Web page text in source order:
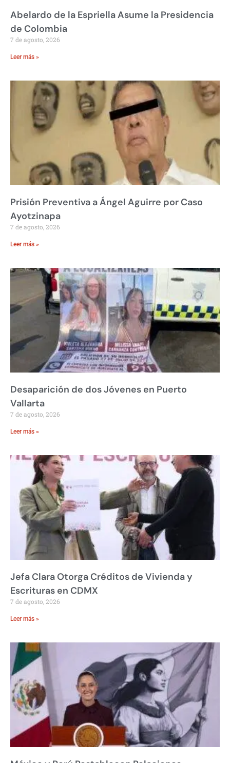
Abelardo de la Espriella Asume la Presidencia
de Colombia
7 de agosto, 2026
Leer más »
Prisión Preventiva a Ángel Aguirre por Caso
Ayotzinapa
7 de agosto, 2026
Leer más »
Desaparición de dos Jóvenes en Puerto
Vallarta
7 de agosto, 2026
Leer más »
Jefa Clara Otorga Créditos de Vivienda y
Escrituras en CDMX
7 de agosto, 2026
Leer más »